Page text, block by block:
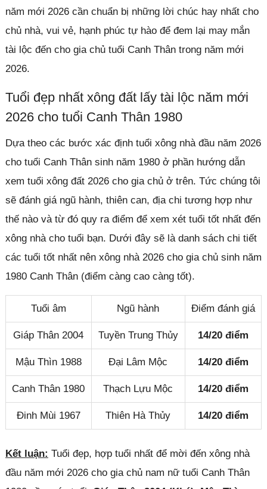
năm mới 2026 cần chuẩn bị những lời chúc hay nhất cho
chủ nhà, vui vẻ, hạnh phúc tự hào để đem lại may mắn
tài lộc đến cho gia chủ tuổi Canh Thân trong năm mới
2026.
Tuổi đẹp nhất xông đất lấy tài lộc năm mới
2026 cho tuổi Canh Thân 1980
Dựa theo các bước xác định tuổi xông nhà đầu năm 2026
cho tuổi Canh Thân sinh năm 1980 ở phần hướng dẫn
xem tuổi xông đất 2026 cho gia chủ ở trên. Tức chúng tôi
sẽ đánh giá ngũ hành, thiên can, địa chi tương hợp như
thế nào và từ đó quy ra điểm để xem xét tuổi tốt nhất đến
xông nhà cho tuổi bạn. Dưới đây sẽ là danh sách chi tiết
các tuổi tốt nhất nên xông nhà 2026 cho gia chủ sinh năm
1980 Canh Thân (điểm càng cao càng tốt).
Tuổi âm Ngũ hành Điểm đánh giá
Giáp Thân 2004 Tuyền Trung Thủy 14/20 điểm
Mậu Thìn 1988 Đại Lâm Mộc 14/20 điểm
Canh Thân 1980 Thạch Lựu Mộc 14/20 điểm
Đinh Mùi 1967 Thiên Hà Thủy 14/20 điểm
Kết luận: Tuổi đẹp, hợp tuổi nhất để mời đến xông nhà
đầu năm mới 2026 cho gia chủ nam nữ tuổi Canh Thân